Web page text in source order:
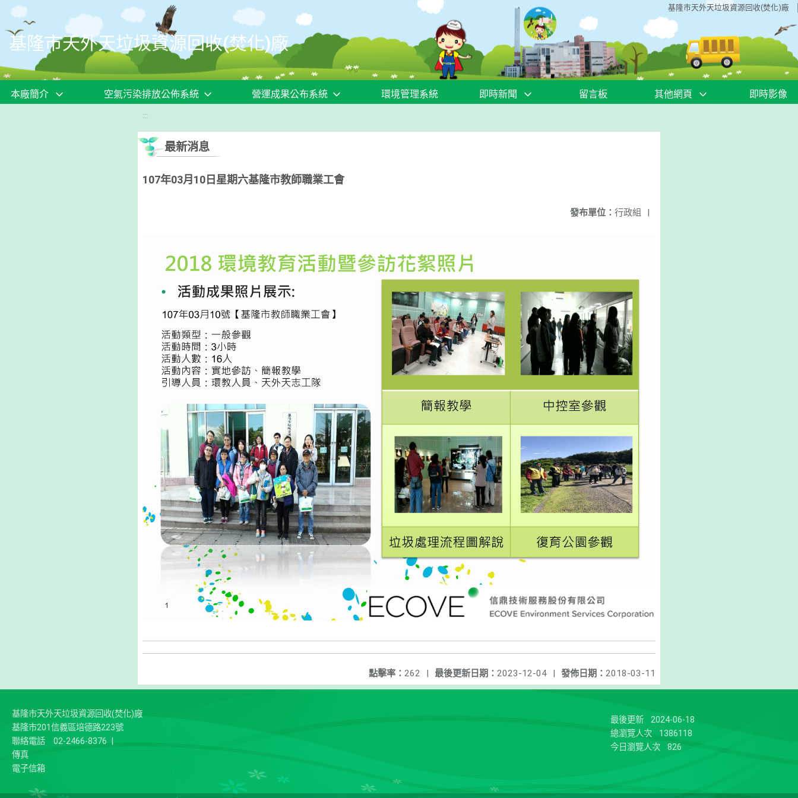
移至網頁之主要內容區位置 基隆市天外天垃圾資源回收(焚化)廠
基隆市天外天垃圾資源回收(焚化)廠
本廠簡介 空氣污染排放公佈系統 營運成果公布系統 環境管理系統 即時新聞 留言板 其他網頁 即時影像
:::
最新消息
107年03月10日星期六基隆市教師職業工會
發布單位： 行政組 |
發佈日期： 2018-03-11
最後更新日期： 2023-12-04 |
點擊率： 262 |
基隆市天外天垃圾資源回收(焚化)廠
基隆市201信義區培德路223號
聯絡電話
02-2466-8376
傳真
電子信箱
最後更新
2024-06-18
總瀏覽人次
1386118
今日瀏覽人次
826